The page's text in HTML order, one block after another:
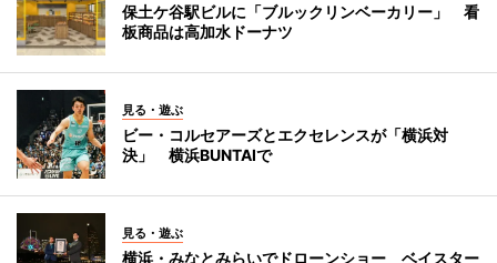
保土ケ谷駅ビルに「ブルックリンベーカリー」 看
板商品は高加水ドーナツ
見る・遊ぶ
ビー・コルセアーズとエクセレンスが「横浜対
決」 横浜BUNTAIで
見る・遊ぶ
横浜・みなとみらいでドローンショー ベイスター